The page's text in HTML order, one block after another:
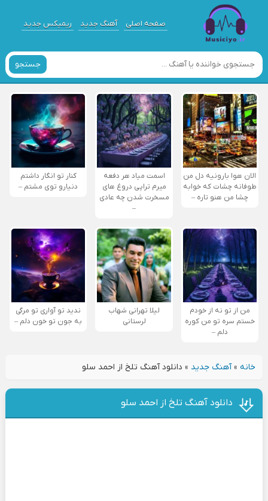
صفحه اصلی آهنگ جدید ریمیکس جدید
جستجو
الان هوا بارونیه دل من
طوفانه چشات که خوابه
چشا من هنو تاره –
اسمت میاد هر دفعه
میرم تراپی دروغ‌ های
مسخرت شدن چه عادی
–
کنار تو انگار داشتم
دنیارو توی مشتم –
من از تو نه از خودم
خستم سره تو من کوره
دلم –
لیلا تهرانی شهاب
لرستانی
ندید تو آواری تو مرگی
به جون تو خون دلم –
خانه»آهنگ جدید » دانلود آهنگ تلخ از احمد سلو
دانلود آهنگ تلخ از احمد سلو